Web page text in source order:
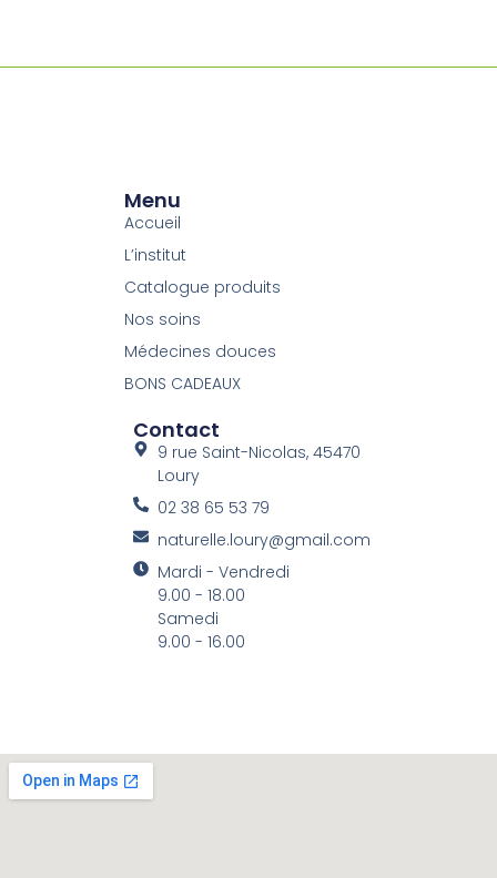
Menu
Accueil
L’institut
Catalogue produits
Nos soins
Médecines douces
BONS CADEAUX
Contact
9 rue Saint-Nicolas, 45470
Loury
02 38 65 53 79
naturelle.loury@gmail.com
Mardi - Vendredi
9.00 - 18.00
Samedi
9.00 - 16.00